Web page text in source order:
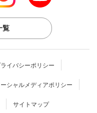
覧
イバシーポリシー
シャルメディアポリシー
サイトマップ